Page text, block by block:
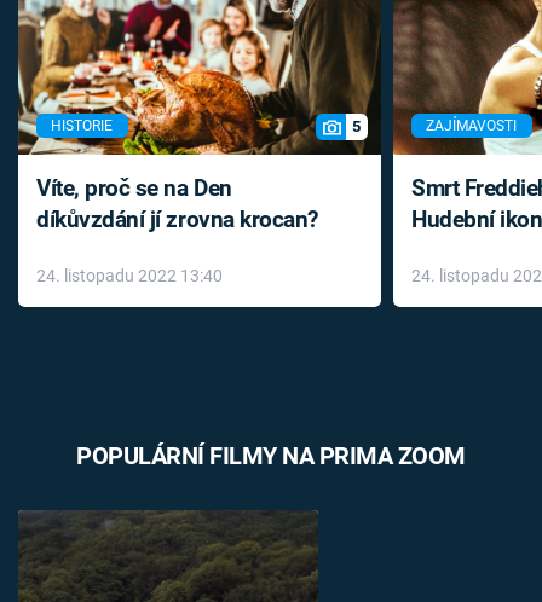
HISTORIE 5
Víte, proč se na Den
díkůvzdání jí zrovna krocan?
24. listopadu 2022 13:40
ZAJÍMAVOSTI
Smrt
Hudební
léky
24. listopadu
POPULÁRNÍ FILMY NA PRIMA ZOOM